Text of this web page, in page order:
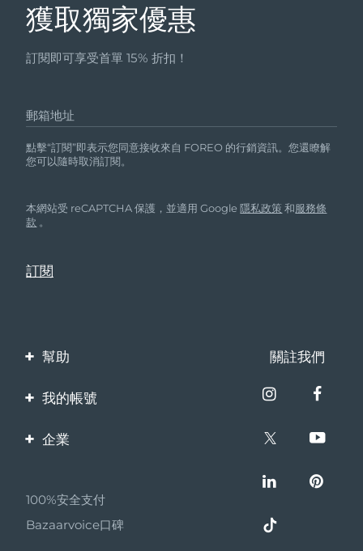
獲取獨家優惠
訂閱即可享受首單 15% 折扣！
郵箱地址
點擊“訂閱”即表示您同意接收來自 FOREO 的行銷資訊。您還瞭解
您可以隨時取消訂閱。
本網站受 reCAPTCHA 保護，並適用 Google隱私政策 和服務條
款 。
幫助
聯繫我們
保修與退換貨
關註我們
我的帳號
產品註冊
企業
夥伴計畫
聯盟新聞
100%安全支付
Bazaarvoice口碑